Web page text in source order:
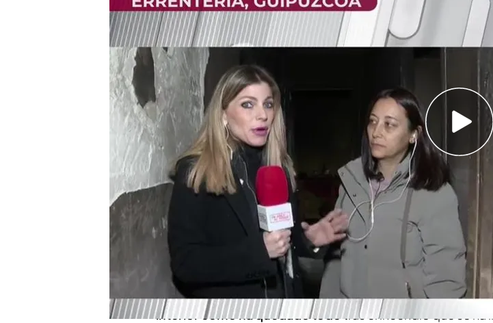
La casa quedó completamente calcinada en Nochevieja
consecuencia de un cohete pirotécnico que entró por
Sheila nos enseña desde el interior cómo ha quedado
incendio que se ha llevado parte de su vida.
Compartir
La casa de Sheila quedó completamente calcinada en
consecuencia de uncohete pirotécnico que entró por una
unos pisos de un bloque deErrenteria, en Gipuzkoa
Para conocer a fondo más sobre este terrible suceso,
‘En
se ha trasladado hasta el piso de la afectada ySheila nos
interior cómo ha quedado todotras el incendio que se ha